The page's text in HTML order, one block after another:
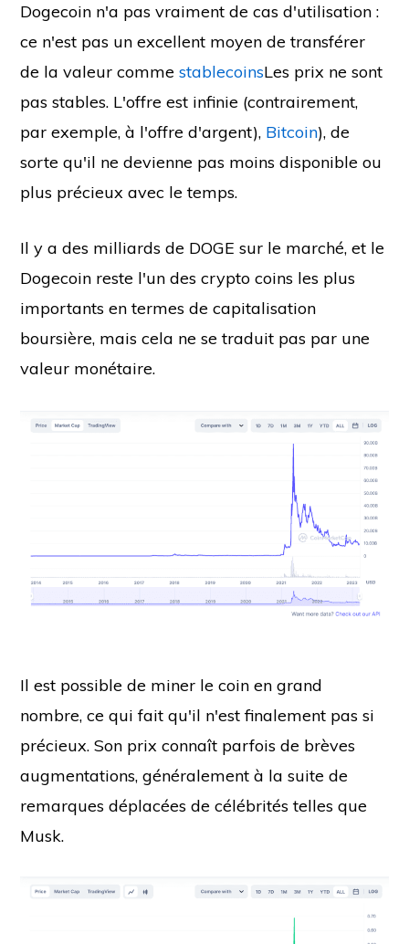
Dogecoin n'a pas vraiment de cas d'utilisation :
ce n'est pas un excellent moyen de transférer
de la valeur commestablecoinsLes prix ne sont
pas stables. L'offre est infinie (contrairement,
par exemple, à l'offre d'argent), Bitcoin), de
sorte qu'il ne devienne pas moins disponible ou
plus précieux avec le temps.
Il y a des milliards de DOGE sur le marché, et le
Dogecoin reste l'un des crypto coins les plus
importants en termes de capitalisation
boursière, mais cela ne se traduit pas par une
valeur monétaire.
Il est possible de miner le coin en grand
nombre, ce qui fait qu'il n'est finalement pas si
précieux. Son prix connaît parfois de brèves
augmentations, généralement à la suite de
remarques déplacées de célébrités telles que
Musk.